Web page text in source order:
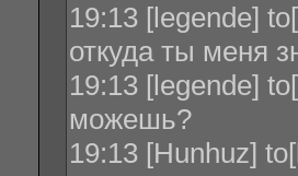
19:13 [legende]
откуда ты меня
19:13 [legende]
можешь?
19:13 [Hunhuz]